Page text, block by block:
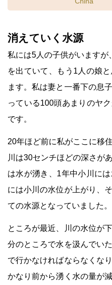
消えていく水源
私には5人の子供がいますが
を出ていて、もう1人の娘
ます。私は妻と一番下の息
っている100頭あまりのヤ
です。
20年ほど前に私がここに移
川は30センチほどの深さが
は水が湧き、1年中小川に
には小川の水位が上がり、
ての水源となっていました。
ところが最近、川の水位が
分のところで水を汲んでい
で行かなければならなくな
かなり前から湧く水の量が